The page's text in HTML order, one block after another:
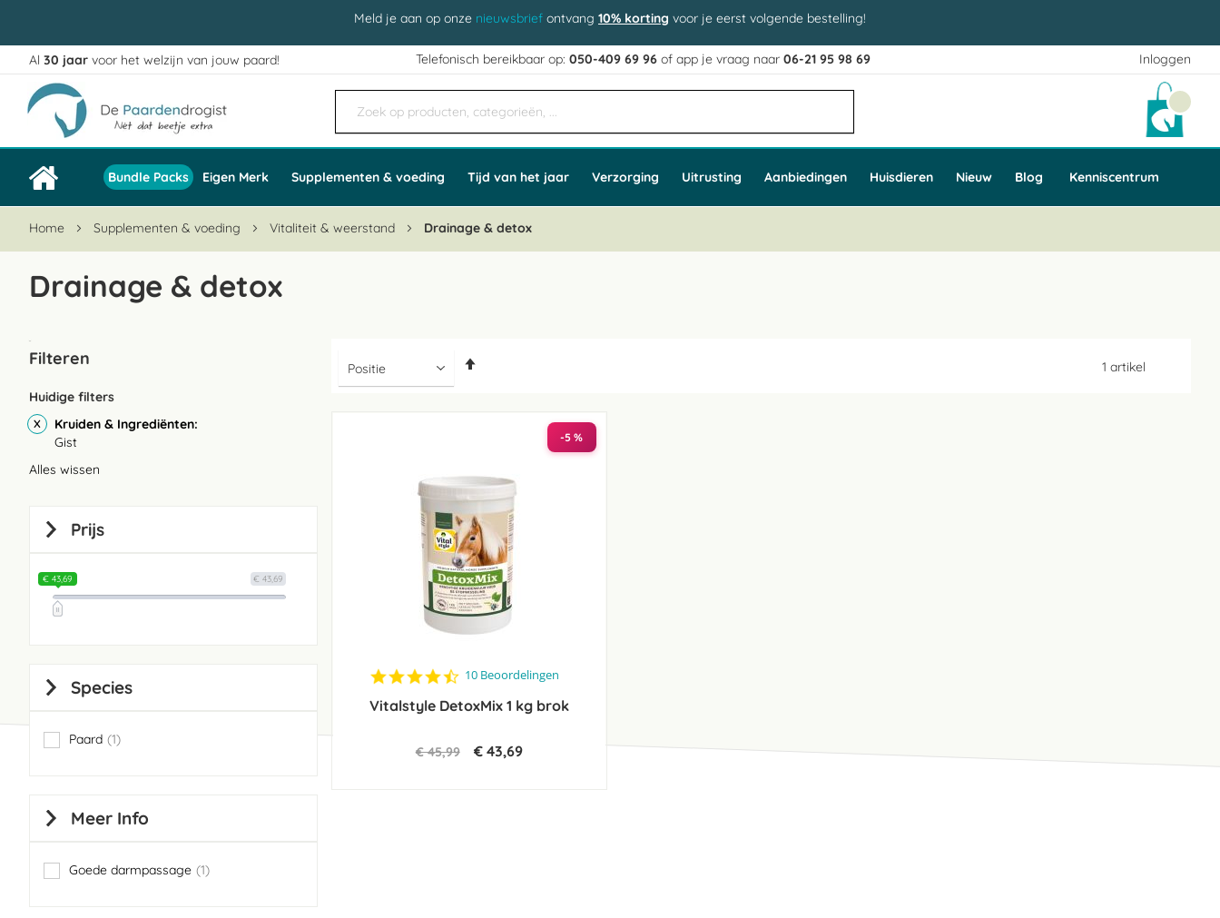
Meld je aan op onze nieuwsbrief ontvang 10% korting voor je eerst volgende bestelling!
Inloggen
Ga
naar
de
inhoud
Al 30 jaar voor het welzijn van jouw paard! Telefonisch bereikbaar op:050-409 69 96 of app je vraag naar06-21 95 98 69
Bundle Packs Eigen Merk Supplementen & voeding Tijd van het jaar Verzorging Uitrusting Aanbiedingen Huisdieren Nieuw Blog Kenniscentrum
Home Supplementen & voeding Vitaliteit & weerstand Drainage & detox
Drainage & detox
1 artikel
-5 %
4.6
rating
10 Beoordelingen
Vitalstyle DetoxMix 1 kg brok
€ 45,99 € 43,69
Filteren
Huidige filters
Kruiden & Ingrediënten
Gist
Alles wissen
Prijs
€ 43,69
€ 43,69
Species
Paard 1
item
Meer Info
Goede darmpassage 1
item